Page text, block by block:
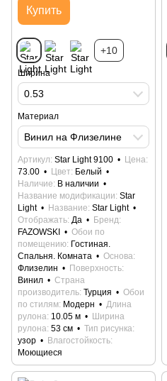
Купить
+10
Ширина
0.53
Материал
Винил на Флизелине
Артикул Star Light 9100
Цена
73.00
Цвет
Белый
Наличие
В наличии
Название модификации Star
Light
Название Star Light
Отображать Да
Бренд
FAZOWSKI
Обои по
помещению Гостиная.
Спальня. Комната
Основа
Флизелин
Поверхность
Винил
Страна
производитель Турция
Обои
по стилям Модерн
Длина
рулона 10.05 м
Ширина
рулона 53 см
Тип рисунка
узор
Влагостойкость
Моющиеся